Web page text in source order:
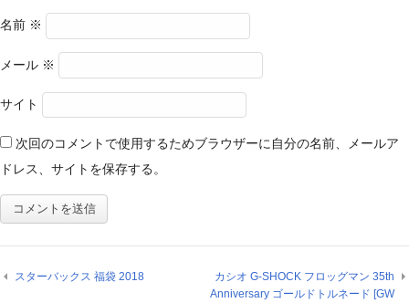
名前 ※
メール ※
サイト
次回のコメントで使用するためブラウザーに自分の名前、メールア
ドレス、サイトを保存する。
スターバックス 福袋 2018
カシオ G-SHOCK フロッグマン 35th
Anniversary ゴールドトルネード [GW